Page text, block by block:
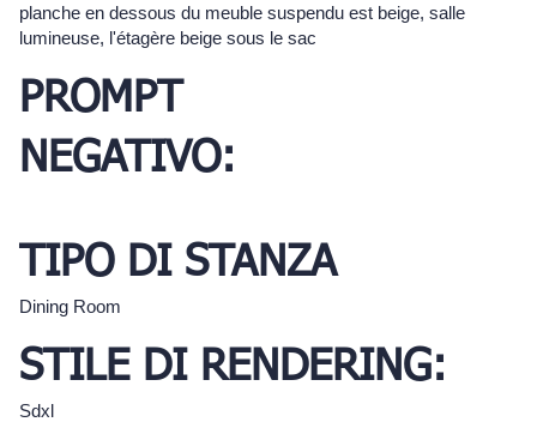
planche en dessous du meuble suspendu est beige, salle
lumineuse, l'étagère beige sous le sac
PROMPT
NEGATIVO:
TIPO DI STANZA
Dining Room
STILE DI RENDERING:
Sdxl